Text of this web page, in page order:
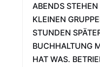
ABENDS
KLEINEN
STUNDEN
BUCHHALTUNG
HAT WAS.